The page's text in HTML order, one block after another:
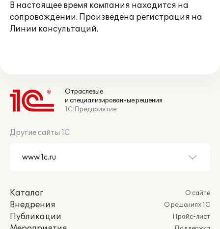
В настоящее время компания находится на
сопровождении. Произведена регистрация на
Линии консультаций.
Отраслевые
и специализированные решения
1С:Предприятие
Другие сайты 1С
Каталог
Внедрения
Публикации
О сайте
О решениях 1С
Прайс-лист